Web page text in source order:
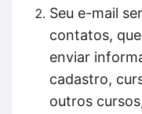
Seu e-mail
contatos,
enviar
cadastro,
outros